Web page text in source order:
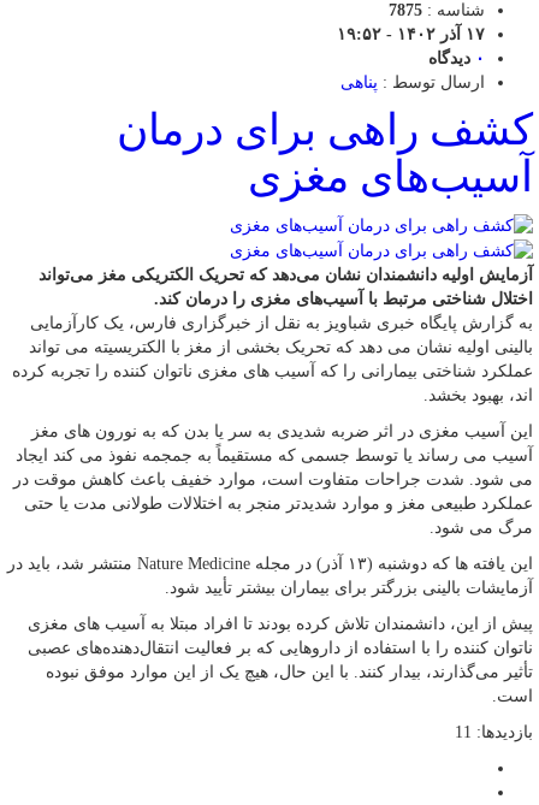
شناسه : 7875
۱۷ آذر ۱۴۰۲ - ۱۹:۵۲
۰ دیدگاه
ارسال توسط : پناهی
کشف راهی برای درمان
آسیب‌های مغزی
آزمایش اولیه دانشمندان نشان می‌دهد که تحریک الکتریکی مغز می‌تواند
اختلال شناختی مرتبط با آسیب‌های مغزی را درمان کند.
به گزارش پایگاه خبری شباویز به نقل از خبرگزاری فارس، یک کارآزمایی
بالینی اولیه نشان می دهد که تحریک بخشی از مغز با الکتریسیته می تواند
عملکرد شناختی بیمارانی را که آسیب های مغزی ناتوان کننده را تجربه کرده
اند، بهبود بخشد.
این آسیب مغزی در اثر ضربه شدیدی به سر یا بدن که به نورون های مغز
آسیب می رساند یا توسط جسمی که مستقیماً به جمجمه نفوذ می کند ایجاد
می شود. شدت جراحات متفاوت است، موارد خفیف باعث کاهش موقت در
عملکرد طبیعی مغز و موارد شدیدتر منجر به اختلالات طولانی مدت یا حتی
مرگ می شود.
این یافته ها که دوشنبه (۱۳ آذر) در مجله Nature Medicine منتشر شد، باید در
آزمایشات بالینی بزرگتر برای بیماران بیشتر تأیید شود.
پیش از این، دانشمندان تلاش کرده بودند تا افراد مبتلا به آسیب های مغزی
ناتوان کننده را با استفاده از داروهایی که بر فعالیت انتقال‌دهنده‌های عصبی
تأثیر می‌گذارند، بیدار کنند. با این حال، هیچ یک از این موارد موفق نبوده
است.
بازدیدها: 11